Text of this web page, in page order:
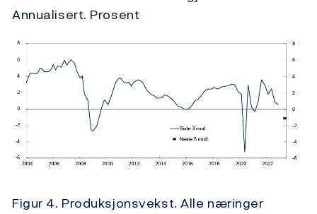
Annualisert. Prosent
Figur 4. Produksjonsvekst. Alle næringer